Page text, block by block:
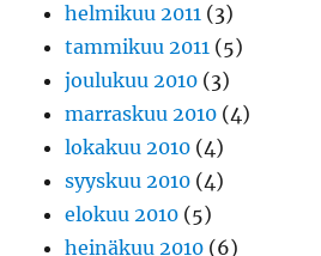
helmikuu 2011 (3)
tammikuu 2011 (5)
joulukuu 2010 (3)
marraskuu 2010 (4)
lokakuu 2010 (4)
syyskuu 2010 (4)
elokuu 2010 (5)
heinäkuu 2010 (6)